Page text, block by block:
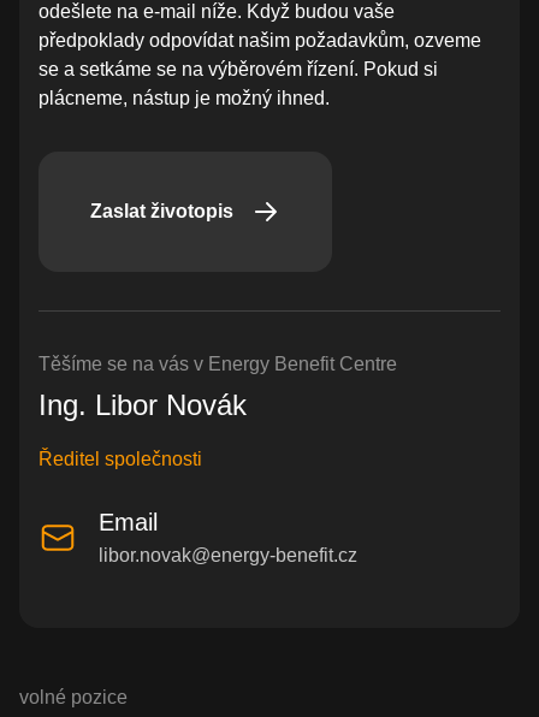
odešlete na e-mail níže. Když budou vaše
předpoklady odpovídat našim požadavkům, ozveme
se a setkáme se na výběrovém řízení. Pokud si
plácneme, nástup je možný ihned.
Zaslat životopis
Těšíme se na vás v Energy Benefit Centre
Ing. Libor Novák
Ředitel společnosti
Email
libor.novak@energy-benefit.cz
volné pozice